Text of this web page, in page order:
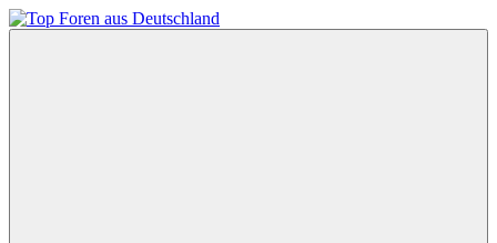
Zum
Inhalt